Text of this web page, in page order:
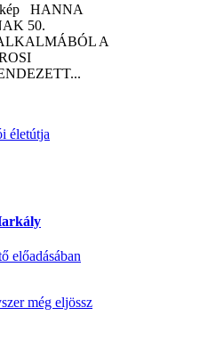
HANNA
50.
A
életútja
előadásában
még eljössz